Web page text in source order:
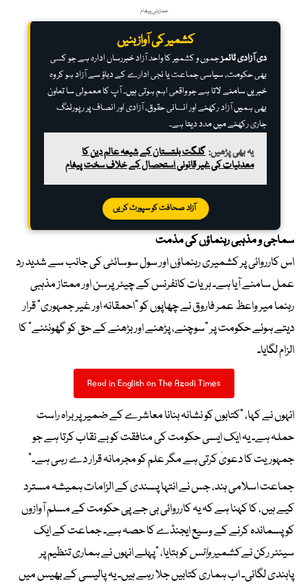
حمایتی پیغام
کشمیر کی آواز بنیں
دی آزادی ٹائمزجموں و کشمیر کا واحد آزاد خبررساں ادارہ ہے جو کسی
بھی حکومت، سیاسی جماعت یا نجی ادارے کے دباؤ سے آزاد ہو کر وہ
خبریں سامنے لاتا ہے جو واقعی اہم ہوتی ہیں۔ آپ کا معمولی سا تعاون
بھی ہمیں آزاد رکھنے اور انسانی حقوق، آزادی اور انصاف پر رپورٹنگ
جاری رکھنے میں مدد دیتا ہے۔
یہ بھی پڑھیں:گلگت بلتستان کے شیعہ عالم دین کا
معدنیات کی غیر قانونی استحصال کے خلاف سخت پیغام
آزاد صحافت کو سپورٹ کریں
سماجی و مذہبی رہنماؤں کی مذمت
اس کارروائی پر کشمیری رہنماؤں اور سول سوسائٹی کی جانب سے شدید رد
عمل سامنے آیا ہے۔ ہریات کانفرنس کے چیئرپرسن اور ممتاز مذہبی
رہنما میر واعظ عمر فاروق نے چھاپوں کو “احمقانہ اور غیر جمہوری” قرار
دیتے ہوئے حکومت پر “سوچنے، پڑھنے اور بڑھنے کے حق کو گھونٹنے” کا
الزام لگایا۔
Read in English on The Azadi Times
انہوں نے کہا، “کتابوں کو نشانہ بنانا معاشرے کے ضمیر پر براہ راست
حملہ ہے۔ یہ ایک ایسی حکومت کی منافقت کو بے نقاب کرتا ہے جو
جمہوریت کا دعویٰ کرتی ہے مگر علم کو مجرمانہ قرار دے رہی ہے۔”
جماعت اسلامی ہند، جس نے انتہا پسندی کے الزامات ہمیشہ مسترد
کیے ہیں، کا کہنا ہے کہ یہ کارروائی بی جے پی حکومت کے مسلم آوازوں
کو پسماندہ کرنے کے وسیع ایجنڈے کا حصہ ہے۔ جماعت کے ایک
سینئر رکن نےکشمیر وائسکو بتایا، “پہلے انہوں نے ہماری تنظیم پر
پابندی لگائی۔ اب ہماری کتابیں جلا رہے ہیں۔ یہ پالیسی کے بھیس میں